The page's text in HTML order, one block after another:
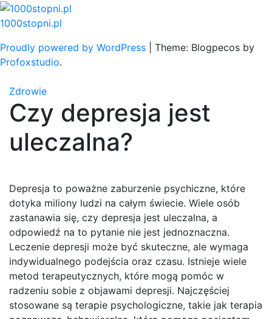
Skip
to
1000stopni.pl
Proudly powered by WordPress
Theme: Blogpecos by
Profoxstudio.
Zdrowie
Czy depresja jest
uleczalna?
Depresja to poważne zaburzenie psychiczne, które
dotyka miliony ludzi na całym świecie. Wiele osób
zastanawia się, czy depresja jest uleczalna, a
odpowiedź na to pytanie nie jest jednoznaczna.
Leczenie depresji może być skuteczne, ale wymaga
indywidualnego podejścia oraz czasu. Istnieje wiele
metod terapeutycznych, które mogą pomóc w
radzeniu sobie z objawami depresji. Najczęściej
stosowane są terapie psychologiczne, takie jak terapia